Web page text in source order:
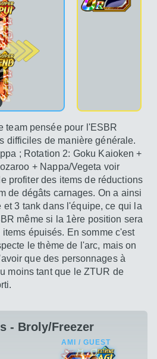
team pensée pour l'ESBR
difficiles de manière générale.
; Rotation 2: Goku Kaioken +
+ Nappa/Vegeta voir
profiter des items de réductions
de dégâts carnages. On a ainsi
et 3 tank dans l'équipe, ce qui la
même si la 1ère position sera
épuisés. En somme c'est
le thème de l'arc, mais on
que des personnages à
moins tant que le ZTUR de
- Broly/Freezer